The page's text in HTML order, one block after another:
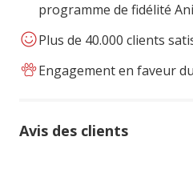
programme de fidélité
Plus de 40.000 clients
Engagement en faveur
Avis des clients
84% des personnes lont